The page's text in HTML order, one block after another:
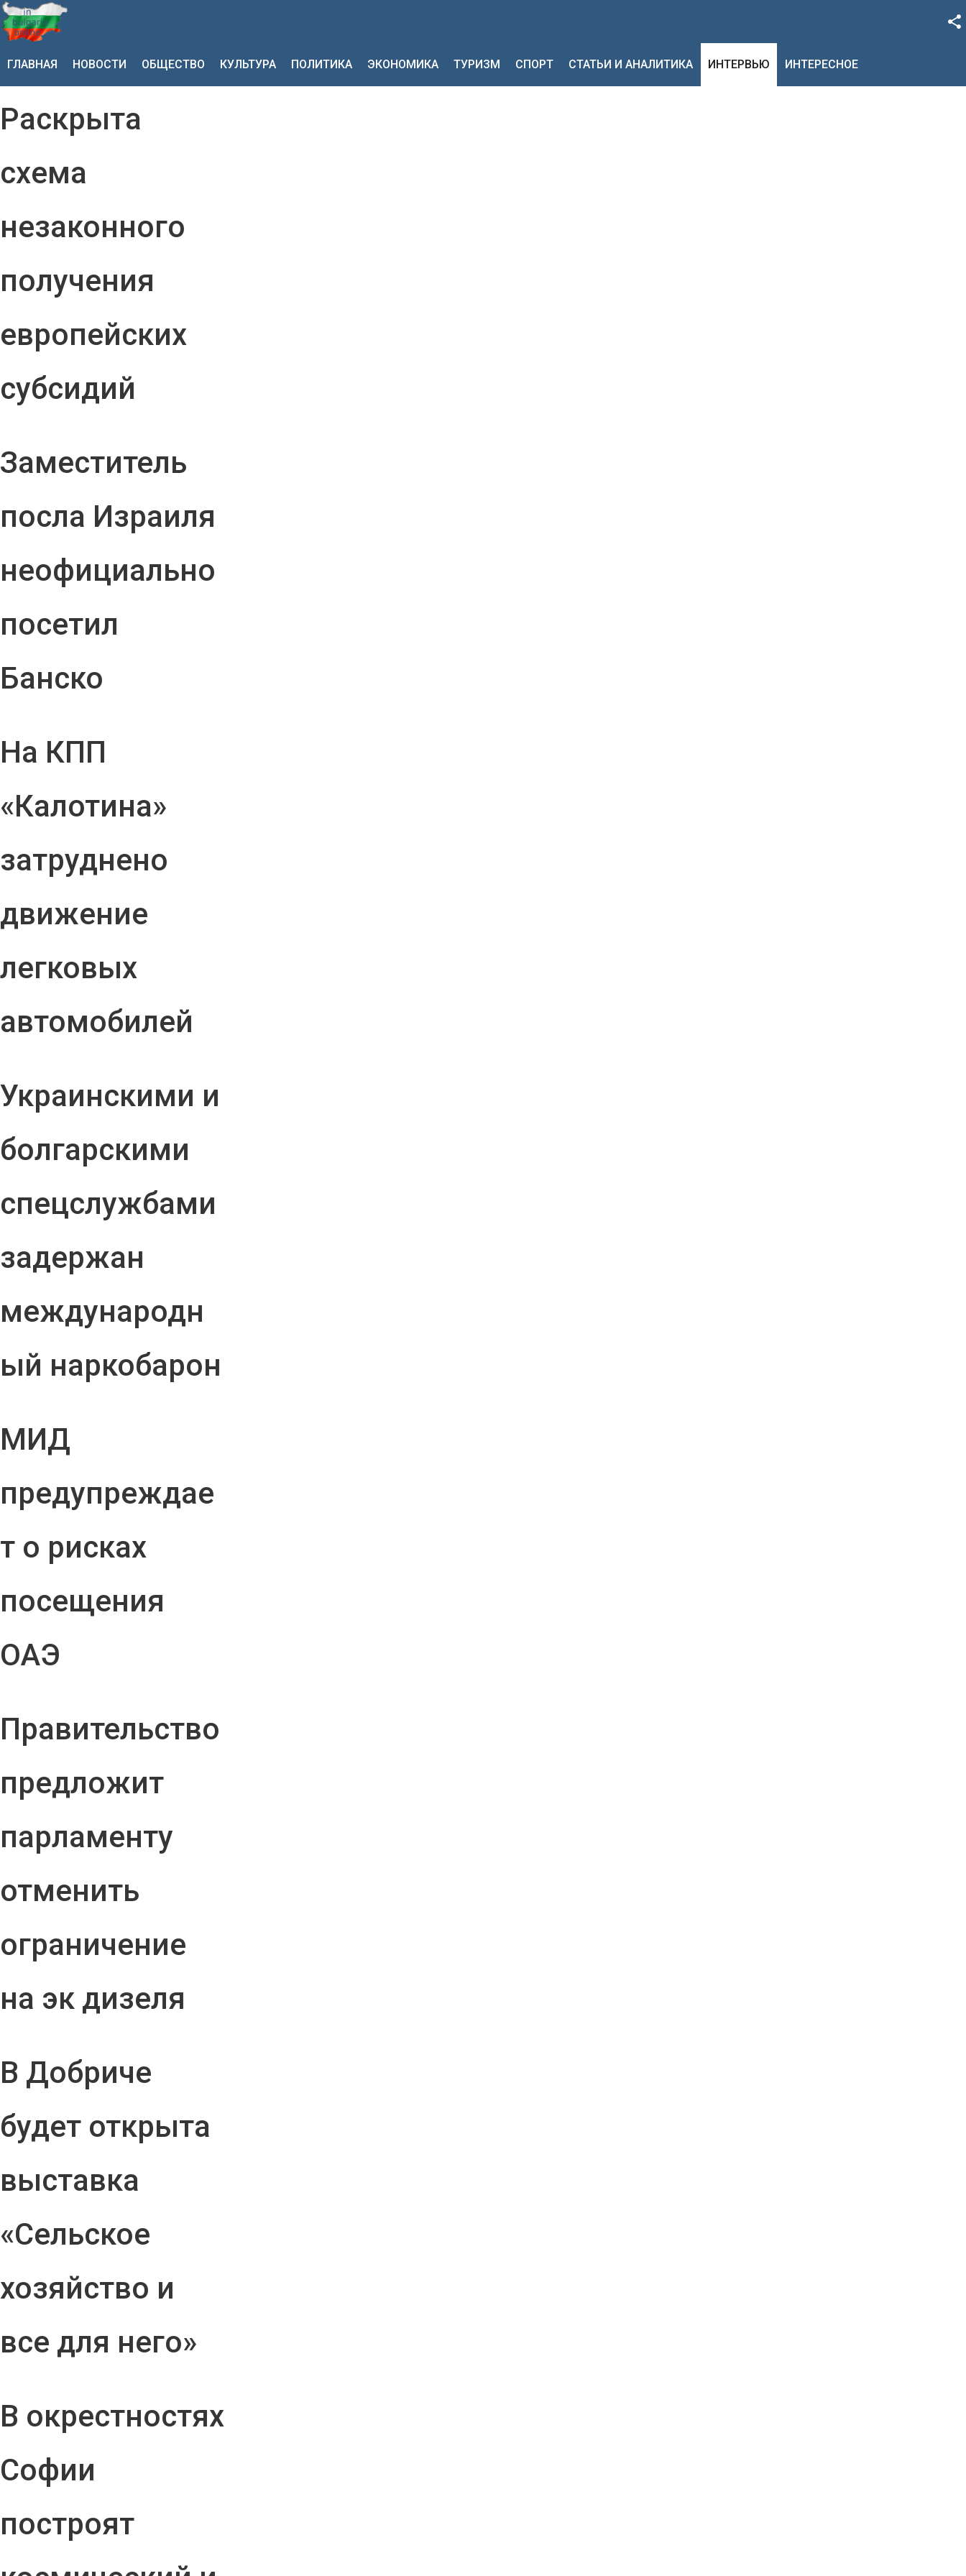
Google+
ГЛАВНАЯ НОВОСТИ ОБЩЕСТВО КУЛЬТУРА ПОЛИТИКА ЭКОНОМИКА ТУРИЗМ СПОРТ СТАТЬИ И АНАЛИТИКА ИНТЕРВЬЮ ИНТЕРЕСНОЕ
Раскрыта
схема
незаконного
получения
европейских
субсидий
Заместитель
посла Израиля
неофициально
посетил
Банско
На КПП
«Калотина»
затруднено
движение
легковых
автомобилей
Украинскими и
болгарскими
спецслужбами
задержан
международн
ый наркобарон
МИД
предупреждае
т о рисках
посещения
ОАЭ
Правительство
предложит
парламенту
отменить
ограничение
на эк дизеля
В Добриче
будет открыта
выставка
«Сельское
хозяйство и
все для него»
В окрестностях
Софии
построят